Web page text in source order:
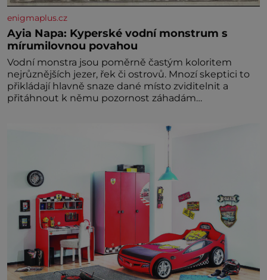
enigmaplus.cz
Ayia Napa: Kyperské vodní monstrum s
mírumilovnou povahou
Vodní monstra jsou poměrně častým koloritem
nejrůznějších jezer, řek či ostrovů. Mnozí skeptici to
přikládají hlavně snaze dané místo zviditelnit a
přitáhnout k němu pozornost záhadám